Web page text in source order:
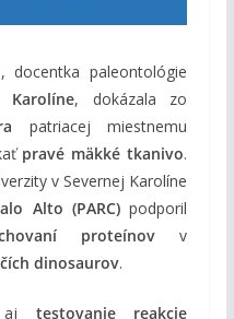
, docentka paleontológie
Karolíne, dokázala zo
patriacej miestnemu
pravé mäkké tkanivo.
v Severnej Karolíne
Alto (PARC)podporil
proteínov v
dinosaurov.
aj testovanie reakcie